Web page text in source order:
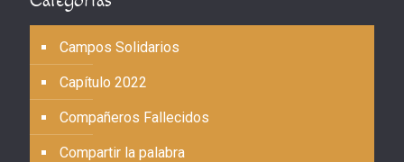
Campos Solidarios
Capítulo 2022
Compañeros Fallecidos
Compartir la palabra